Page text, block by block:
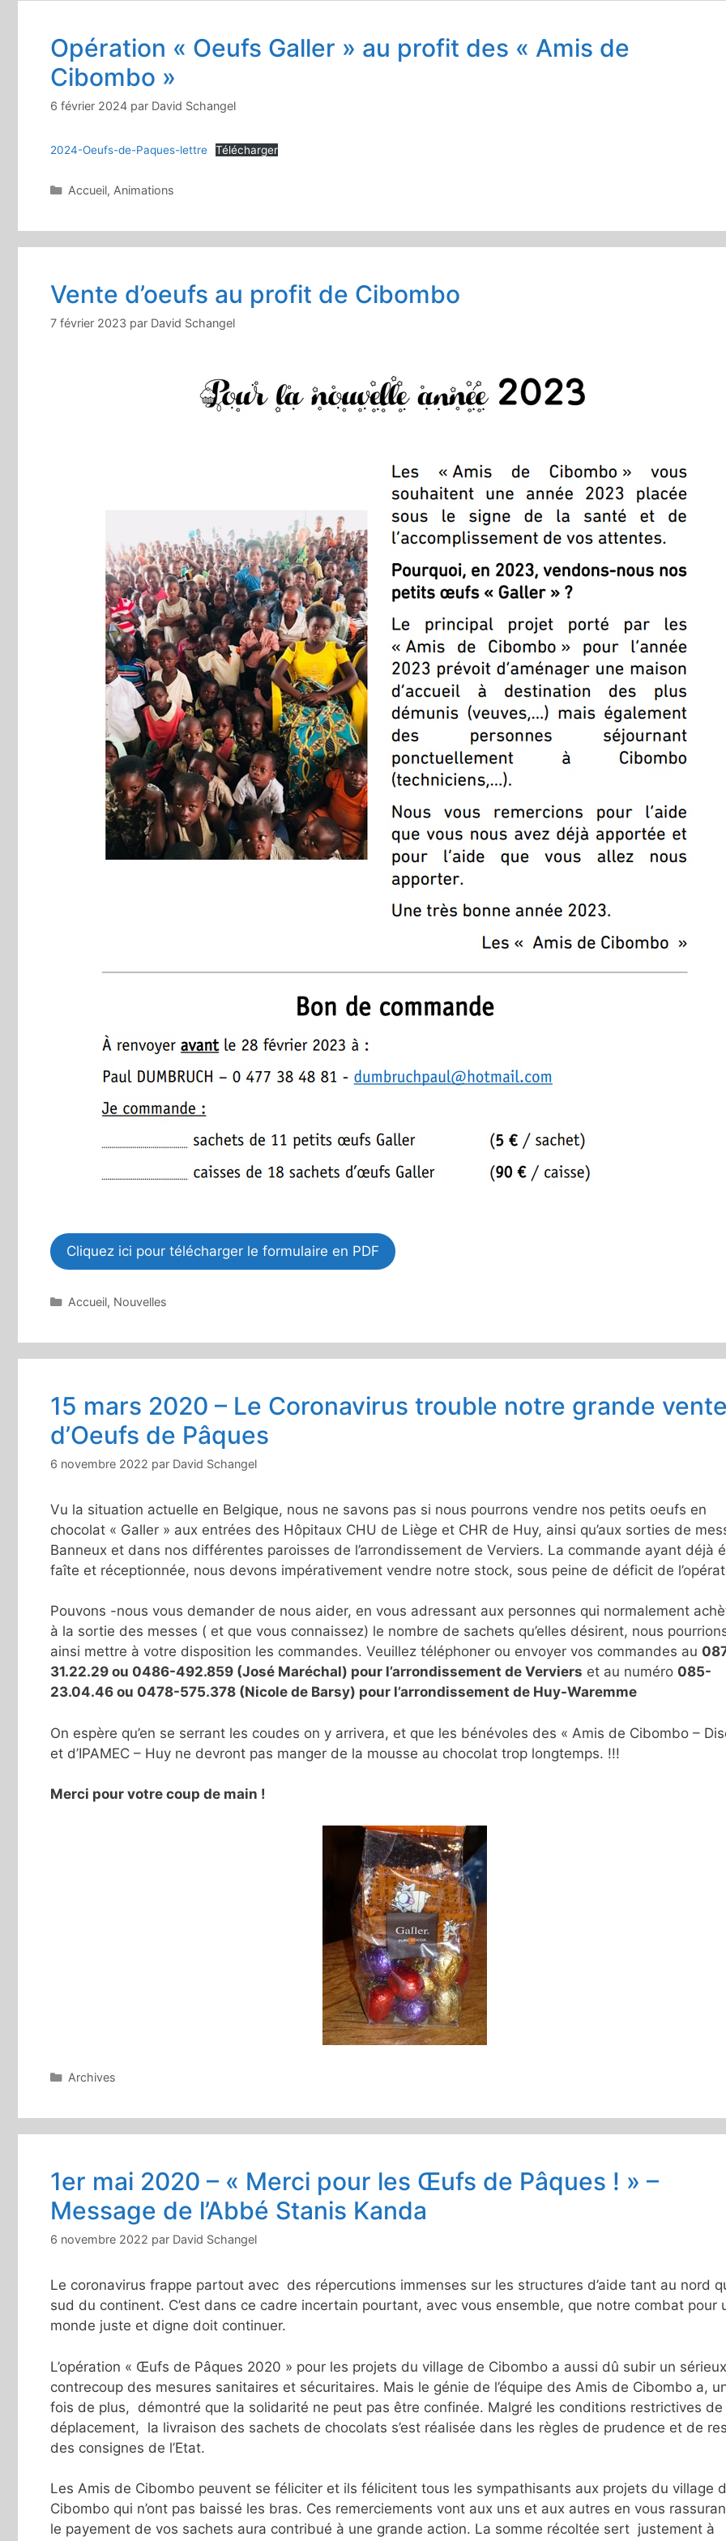
Opération « Oeufs Galler » au profit des « Amis de
Cibombo »
6 février 2024 par David Schangel
2024-Oeufs-de-Paques-lettre Télécharger
Catégories
Accueil, Animations
Vente d’oeufs au profit de Cibombo
7 février 2023 par David Schangel
Cliquez ici pour télécharger le formulaire en PDF
Catégories
Accueil, Nouvelles
15 mars 2020 – Le Coronavirus trouble notre grande
d’Oeufs de Pâques
6 novembre 2022 par David Schangel
Vu la situation actuelle en Belgique, nous ne savons pas si nous pourrons vendre nos petits oeufs en
chocolat « Galler » aux entrées des Hôpitaux CHU de Liège et CHR de Huy, ainsi qu’aux sorties de
Banneux et dans nos différentes paroisses de l’arrondissement de Verviers. La commande ayant déjà
faîte et réceptionnée, nous devons impérativement vendre notre stock, sous peine de déficit de
Pouvons -nous vous demander de nous aider, en vous adressant aux personnes qui normalement
à la sortie des messes ( et que vous connaissez) le nombre de sachets qu’elles désirent, nous
ainsi mettre à votre disposition les commandes. Veuillez téléphoner ou envoyer vos commandes au
31.22.29 ou 0486-492.859 (José Maréchal) pour l’arrondissement de Verviers et au numéro 085-
23.04.46 ou 0478-575.378 (Nicole de Barsy) pour l’arrondissement de Huy-Waremme
On espère qu’en se serrant les coudes on y arrivera, et que les bénévoles des « Amis de Cibombo –
et d’IPAMEC – Huy ne devront pas manger de la mousse au chocolat trop longtemps. !!!
Merci pour votre coup de main !
Catégories
Archives
1er mai 2020 – « Merci pour les Œufs de Pâques ! » –
Message de l’Abbé Stanis Kanda
6 novembre 2022 par David Schangel
Le coronavirus frappe partout avec des répercutions immenses sur les structures d’aide tant au nord
sud du continent. C’est dans ce cadre incertain pourtant, avec vous ensemble, que notre combat pour
monde juste et digne doit continuer.
L’opération « Œufs de Pâques 2020 » pour les projets du village de Cibombo a aussi dû subir un sérieux
contrecoup des mesures sanitaires et sécuritaires. Mais le génie de l’équipe des Amis de Cibombo a,
fois de plus, démontré que la solidarité ne peut pas être confinée. Malgré les conditions restrictives de
déplacement, la livraison des sachets de chocolats s’est réalisée dans les règles de prudence et de
des consignes de l’Etat.
Les Amis de Cibombo peuvent se féliciter et ils félicitent tous les sympathisants aux projets du village
Cibombo qui n’ont pas baissé les bras. Ces remerciements vont aux uns et aux autres en vous
le payement de vos sachets aura contribué à une grande action. La somme récoltée sert justement à